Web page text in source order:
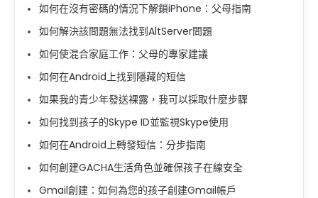
如何在沒有密碼的情況下解鎖iPhone：父母指南
如何解決該問題無法找到AltServer問題
如何使混合家庭工作：父母的專家建議
如何在Android上找到隱藏的短信
如果我的青少年發送裸露，我可以採取什麼步驟
如何找到孩子的Skype ID並監視Skype使用
如何在Android上轉發短信：分步指南
如何創建GACHA生活角色並確保孩子在線安全
Gmail創建：如何為您的孩子創建Gmail帳戶